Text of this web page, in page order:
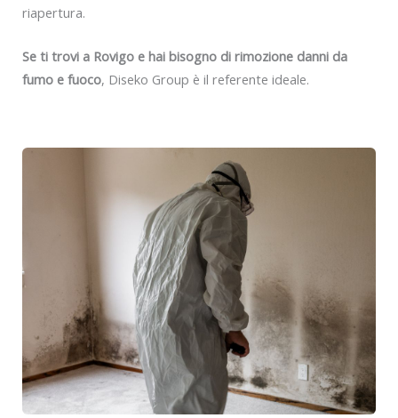
riapertura.
Se ti trovi a Rovigo e hai bisogno di rimozione danni da
fumo e fuoco, Diseko Group è il referente ideale.